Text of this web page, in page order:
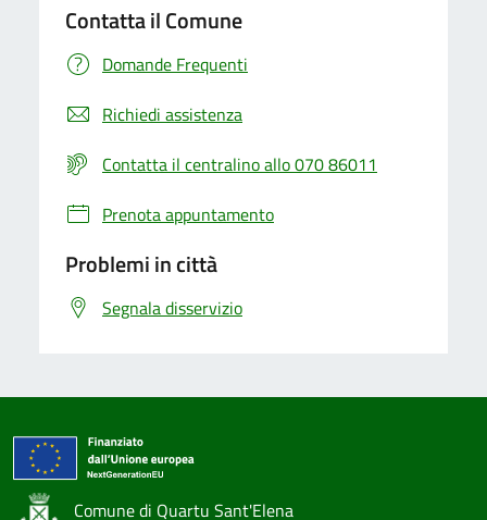
Contatta il Comune
Domande Frequenti
Richiedi assistenza
Contatta il centralino allo 070 86011
Prenota appuntamento
Problemi in città
Segnala disservizio
Comune di Quartu Sant'Elena